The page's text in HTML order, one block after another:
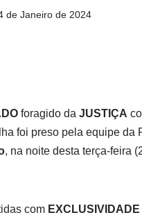
de Janeiro de 2024
foragido da JUSTIÇA
foi preso pela equipe
, na noite desta terça-feira
com EXCLUSIVIDADE